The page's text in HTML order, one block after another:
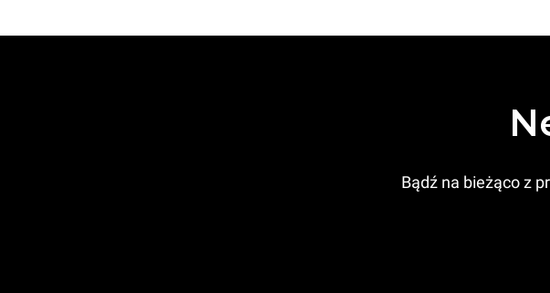
Bądź na bieżąco z